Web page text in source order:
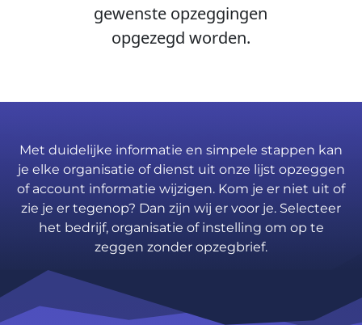
gewenste opzeggingen
opgezegd worden.
Met duidelijke informatie en simpele stappen kan
je elke organisatie of dienst uit onze lijst opzeggen
of account informatie wijzigen. Kom je er niet uit of
zie je er tegenop? Dan zijn wij er voor je. Selecteer
het bedrijf, organisatie of instelling om op te
zeggen zonder opzegbrief.